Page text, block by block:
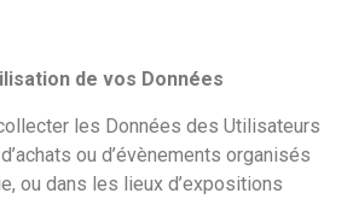
de vos Données
les Données des Utilisateurs
ou d’évènements organisés
ou dans les lieux d’expositions